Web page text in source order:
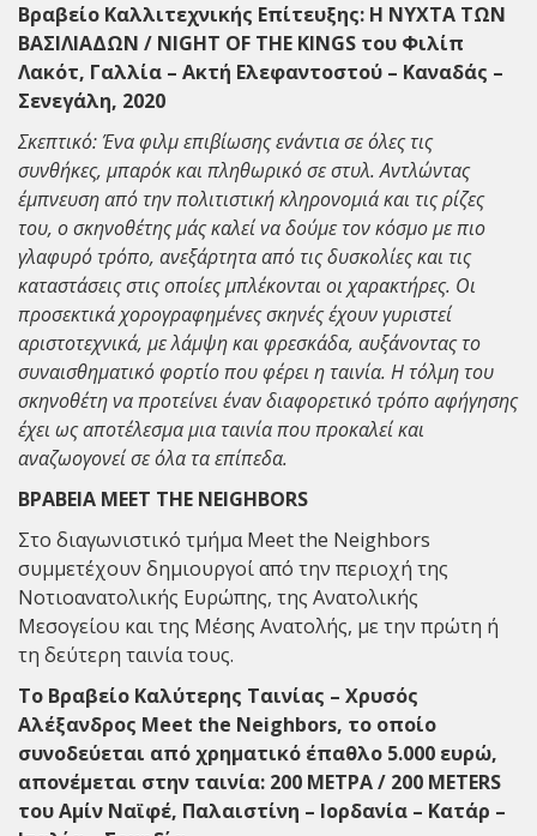
Βραβείο Καλλιτεχνικής Επίτευξης: Η ΝΥΧΤΑ ΤΩΝ
ΒΑΣΙΛΙΑΔΩΝ / NIGHT OF THE KINGS του Φιλίπ
Λακότ, Γαλλία – Ακτή Ελεφαντοστού – Καναδάς –
Σενεγάλη, 2020
Σκεπτικό: Ένα φιλμ επιβίωσης ενάντια σε όλες τις
συνθήκες, μπαρόκ και πληθωρικό σε στυλ. Αντλώντας
έμπνευση από την πολιτιστική κληρονομιά και τις ρίζες
του, ο σκηνοθέτης μάς καλεί να δούμε τον κόσμο με πιο
γλαφυρό τρόπο, ανεξάρτητα από τις δυσκολίες και τις
καταστάσεις στις οποίες μπλέκονται οι χαρακτήρες. Οι
προσεκτικά χορογραφημένες σκηνές έχουν γυριστεί
αριστοτεχνικά, με λάμψη και φρεσκάδα, αυξάνοντας το
συναισθηματικό φορτίο που φέρει η ταινία. Η τόλμη του
σκηνοθέτη να προτείνει έναν διαφορετικό τρόπο αφήγησης
έχει ως αποτέλεσμα μια ταινία που προκαλεί και
αναζωογονεί σε όλα τα επίπεδα.
ΒΡΑΒΕΙΑ MEET THE NEIGHBORS
Στο διαγωνιστικό τμήμα Meet the Neighbors
συμμετέχουν δημιουργοί από την περιοχή της
Νοτιοανατολικής Ευρώπης, της Ανατολικής
Μεσογείου και της Μέσης Ανατολής, με την πρώτη ή
τη δεύτερη ταινία τους.
Το Βραβείο Καλύτερης Ταινίας – Χρυσός
Αλέξανδρος Meet the Neighbors, το οποίο
συνοδεύεται από χρηματικό έπαθλο 5.000 ευρώ,
απονέμεται στην ταινία: 200 MΕΤΡΑ / 200 METERS
του Αμίν Ναϊφέ, Παλαιστίνη – Ιορδανία – Κατάρ –